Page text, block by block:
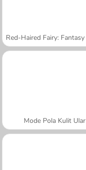
Mode Pola Kulit Ular